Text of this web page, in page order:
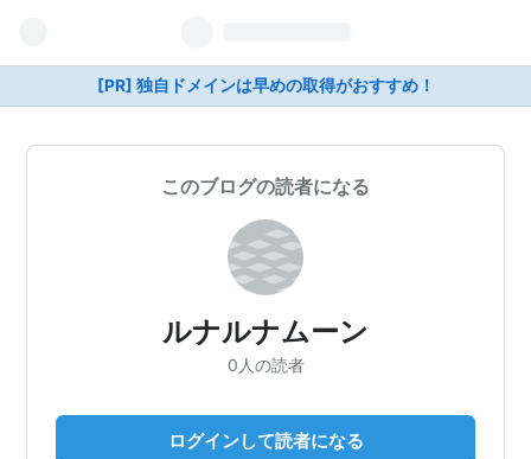
[PR] 独自ドメインは早めの取得がおすすめ！
このブログの読者になる
ルナルナムーン
0人の読者
ログインして読者になる